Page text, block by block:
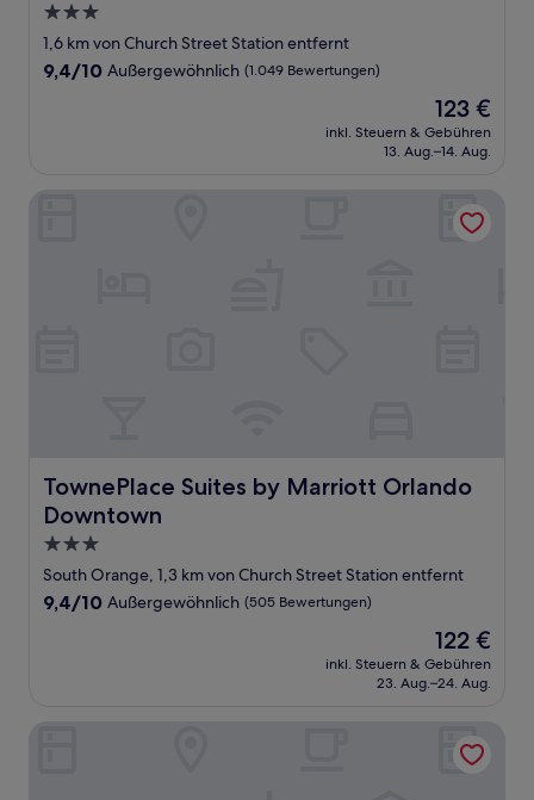
3.0-
Sterne-
Unterkunft
1,6 km von Church Street Station entfernt
9.4
9,4/10 Außergewöhnlich (1.049 Bewertungen)
Der
Preis
beträgt
123 €
inkl. Steuern & Gebühren
13. Aug.–14. Aug.
TownePlace Suites by Marriott Orlando
Downtown
TownePlace Suites by Marriott Orlando Downtown
3.0-
Sterne-
Unterkunft
South Orange, 1,3 km von Church Street Station entfernt
9.4
9,4/10 Außergewöhnlich (505 Bewertungen)
Der
Preis
beträgt
122 €
inkl. Steuern & Gebühren
23. Aug.–24. Aug.
TownePlace Suites by Marriott Orlando Downtown